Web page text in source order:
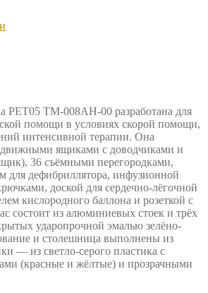
РЕТ05 TM-008AH-00 разработана для
помощи в условиях скорой помощи,
интенсивной терапии. Она
ящиками с доводчиками и
36 съёмными перегородками,
для дефибриллятора, инфузионной
доской для сердечно-лёгочной
кислородного баллона и розеткой с
состоит из алюминиевых стоек и трёх
ударопрочной эмалью зелёно-
и столешница выполнены из
— из светло-серого пластика с
(красные и жёлтые) и прозрачными